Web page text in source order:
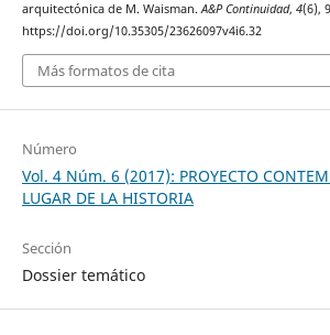
arquitectónica de M. Waisman.A&P Continuidad, 4(6),
https://doi.org/10.35305/23626097v4i6.32
Más formatos de cita
Número
Vol. 4 Núm. 6 (2017): PROYECTO
LUGAR DE LA HISTORIA
Sección
Dossier temático